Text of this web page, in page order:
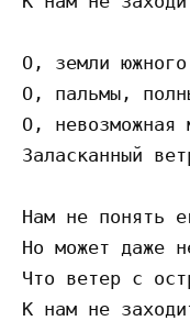
О, земли
О, пальмы,
О, невозможная
Заласканный
Нам не понять
Но может даже
Что ветер с
К нам не